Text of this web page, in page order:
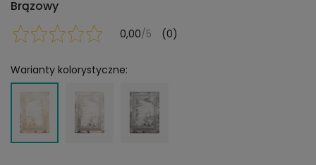
Brązowy
0,00/5 (0)
Warianty kolorystyczne: